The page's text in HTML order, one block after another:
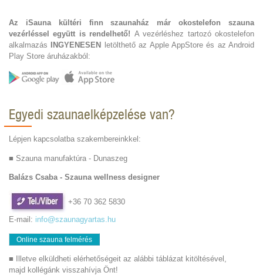
Az iSauna kültéri finn szaunaház már okostelefon szauna
vezérléssel együtt is rendelhető! A vezérléshez tartozó okostelefon
alkalmazás
INGYENESEN
letölthető az Apple AppStore és az Android
Play Store áruházakból:
Egyedi szaunaelképzelése van?
Lépjen kapcsolatba szakembereinkkel:
■ Szauna manufaktúra - Dunaszeg
Balázs Csaba - Szauna wellness designer
+36 70 362 5830
E-mail: info@szaunagyartas.hu
Online szauna felmérés
■ Illetve elküldheti elérhetőségeit az alábbi táblázat kitöltésével,
majd kollégánk visszahívja Önt!